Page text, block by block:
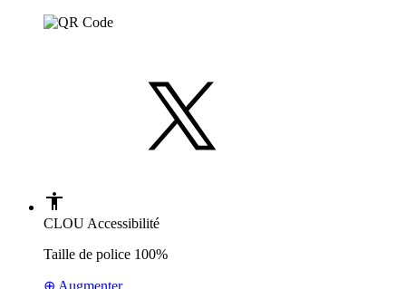
CLOU Accessibilité
Taille de police 100%
⊕ Augmenter